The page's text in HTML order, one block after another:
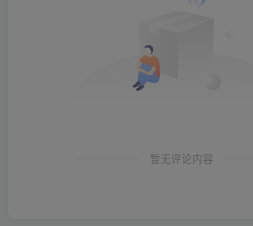
暂无评论内容